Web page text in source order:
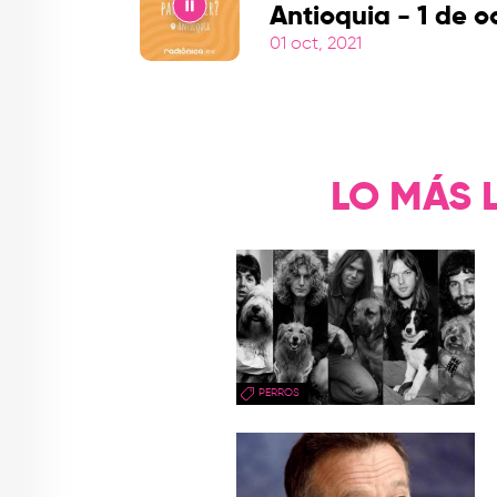
Play
Antioquia - 1 de
01 oct, 2021
LO MÁS
PERROS